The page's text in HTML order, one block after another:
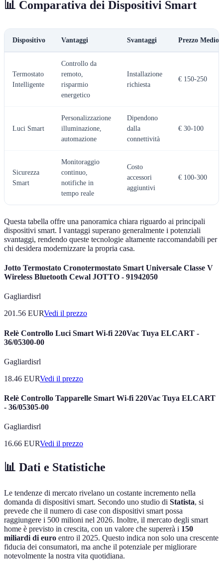
📊 Comparativa dei Dispositivi Smart
Dispositivo Vantaggi Svantaggi Prezzo Medio
Termostato
Intelligente
Controllo da
remoto,
risparmio
energetico
Installazione
richiesta
€ 150-250
Luci Smart
Personalizzazione
illuminazione,
automazione
Dipendono
dalla
connettività
€ 30-100
Sicurezza
Smart
Monitoraggio
continuo,
notifiche in
tempo reale
Costo
accessori
aggiuntivi
€ 100-300
Questa tabella offre una panoramica chiara riguardo ai principali
dispositivi smart. I vantaggi superano generalmente i potenziali
svantaggi, rendendo queste tecnologie altamente raccomandabili per
chi desidera modernizzare la propria casa.
Jotto Termostato Cronotermostato Smart Universale Classe V
Wireless Bluetooth Cewal JOTTO - 91942050
Gagliardisrl
201.56 EURVedi il prezzo
Relè Controllo Luci Smart Wi-fi 220Vac Tuya ELCART -
36/05300-00
Gagliardisrl
18.46 EURVedi il prezzo
Relè Controllo Tapparelle Smart Wi-fi 220Vac Tuya ELCART
- 36/05305-00
Gagliardisrl
16.66 EURVedi il prezzo
📊 Dati e Statistiche
Le tendenze di mercato rivelano un costante incremento nella
domanda di dispositivi smart. Secondo uno studio di Statista, si
prevede che il numero di case con dispositivi smart possa
raggiungere i 500 milioni nel 2026. Inoltre, il mercato degli smart
home è previsto in crescita, con un valore che supererà i 150
miliardi di euro entro il 2025. Questo indica non solo una crescente
fiducia dei consumatori, ma anche il potenziale per migliorare
notevolmente la nostra vita quotidiana.